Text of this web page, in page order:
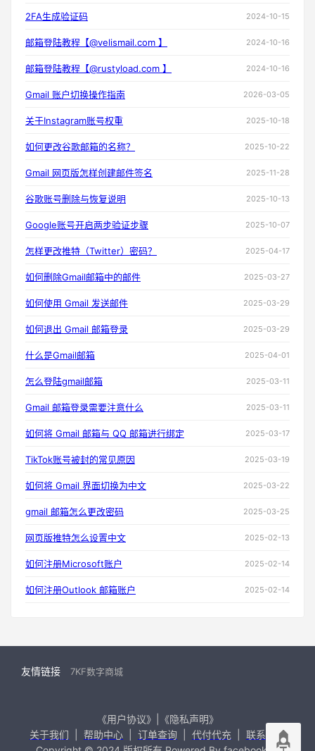
2FA生成验证码 2024-10-15
邮箱登陆教程【@velismail.com 】 2024-10-16
邮箱登陆教程【@rustyload.com 】 2024-10-16
Gmail 账户切换操作指南 2026-03-05
关于Instagram账号权重 2025-10-18
如何更改谷歌邮箱的名称？ 2025-10-22
Gmail 网页版怎样创建邮件签名 2025-11-28
谷歌账号删除与恢复说明 2025-10-13
Google账号开启两步验证步骤 2025-10-07
怎样更改推特（Twitter）密码？ 2025-04-17
如何删除Gmail邮箱中的邮件 2025-03-27
如何使用 Gmail 发送邮件 2025-03-29
如何退出 Gmail 邮箱登录 2025-03-29
什么是Gmail邮箱 2025-04-01
怎么登陆gmail邮箱 2025-03-11
Gmail 邮箱登录需要注意什么 2025-03-11
如何将 Gmail 邮箱与 QQ 邮箱进行绑定 2025-03-17
TikTok账号被封的常见原因 2025-03-19
如何将 Gmail 界面切换为中文 2025-03-22
gmail 邮箱怎么更改密码 2025-03-25
网页版推特怎么设置中文 2025-02-13
如何注册Microsoft账户 2025-02-14
如何注册Outlook 邮箱账户 2025-02-14
友情链接 7KF数字商城
《用户协议》|《隐私声明》
关于我们
帮助中心 订单查询 代付代充
联系我们